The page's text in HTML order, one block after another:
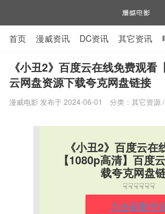
漫威电影
首页 漫威资讯 DC资讯 其它资讯
电视剧资源 漫威图片
《小丑2》百度云在线免费观看
云网盘资源下载夸克网盘链接
漫威电影 发布于 2024-06-01 分类： 其它资源 /
《小丑2》百度云在
【1080p高清】百度
载夸克网盘
☟☟☟☟☟☟
点击获取资